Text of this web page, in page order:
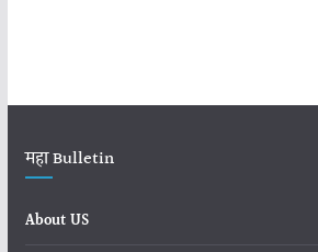
महा Bulletin
About US